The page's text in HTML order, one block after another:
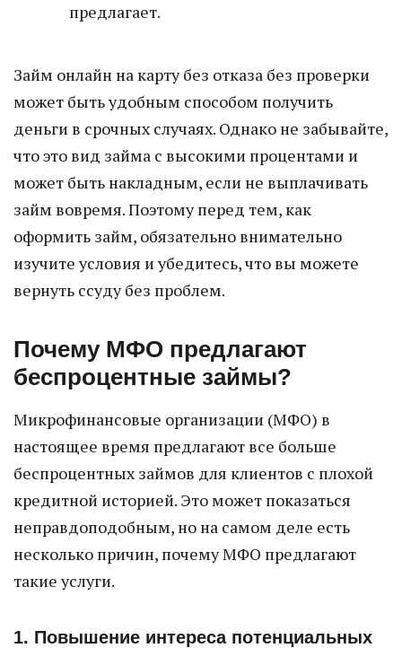
предлагает.
Займ онлайн на карту без отказа без проверки
может быть удобным способом получить
деньги в срочных случаях. Однако не забывайте,
что это вид займа с высокими процентами и
может быть накладным, если не выплачивать
займ вовремя. Поэтому перед тем, как
оформить займ, обязательно внимательно
изучите условия и убедитесь, что вы можете
вернуть ссуду без проблем.
Почему МФО предлагают
беспроцентные займы?
Микрофинансовые организации (МФО) в
настоящее время предлагают все больше
беспроцентных займов для клиентов с плохой
кредитной историей. Это может показаться
неправдоподобным, но на самом деле есть
несколько причин, почему МФО предлагают
такие услуги.
1. Повышение интереса потенциальных